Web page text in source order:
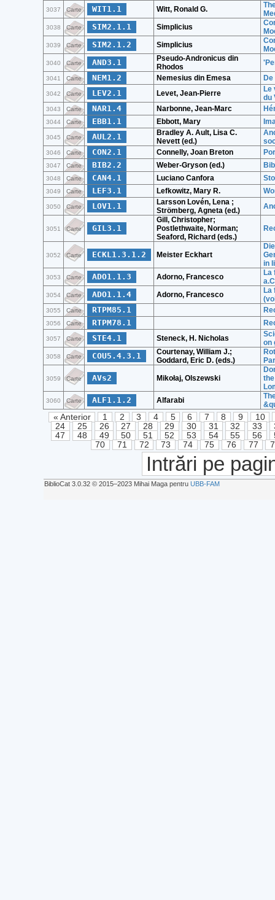
3037 Carte WIT1.1 Witt, Ronald G.
3038 Carte SIM2.1.1 Simplicius
3039 Carte SIM2.1.2 Simplicius
3040 Carte AND3.1
Pseudo-Andronicus din
Rhodos
3041 Carte NEM1.2 Nemesius din Emesa
3042 Carte LEV2.1 Levet, Jean-Pierre
Le
du
3043 Carte NAR1.4 Narbonne, Jean-Marc
3044 Carte EBB1.1 Ebbott, Mary
3045 Carte AUL2.1
Bradley A. Ault, Lisa C.
Nevett (ed.)
3046 Carte CON2.1 Connelly, Joan Breton
3047 Carte BIB2.2 Weber-Gryson (ed.)
3048 Carte CAN4.1 Luciano Canfora
3049 Carte LEF3.1 Lefkowitz, Mary R.
3050 Carte LOV1.1
Larsson Lovén, Lena ;
Strömberg, Agneta (ed.)
3051 Carte GIL3.1
Gill, Christopher;
Postlethwaite, Norman;
Seaford, Richard (eds.)
3052 Carte ECKL1.3.1.2 Meister Eckhart
in
3053 Carte ADO1.1.3 Adorno, Francesco
La
3054 Carte ADO1.1.4 Adorno, Francesco
La
3055 Carte RTPM85.1
3056 Carte RTPM78.1
3057 Carte STE4.1 Steneck, H. Nicholas
on
3058 Carte COU5.4.3.1
Courtenay, William J.;
Goddard, Eric D. (eds.)
3059 Carte AVs2 Mikołaj, Olszewski
3060 Carte ALF1.1.2 Alfarabi
« Anterior 1 2 3 4 5 6 7 8 9
10
24
25 26 27 28 29 30 31 32 33
47
48 49 50 51 52 53 54 55 56
70
71 72 73 74 75 76 77
Intrări pe
BiblioCat 3.0.32 © 2015‒2023 Mihai Maga pentru UBB-FAM